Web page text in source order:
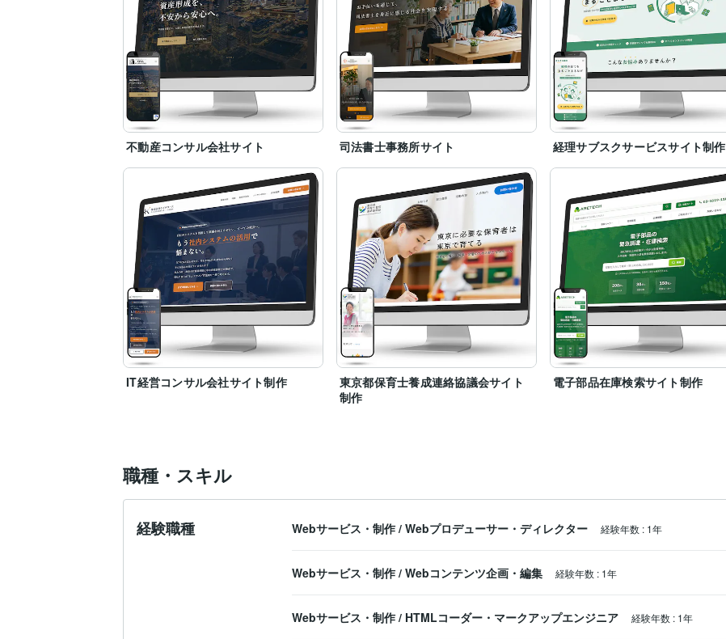
不動産コンサル会社サイト 司法書士事務所サイト 経理サブスクサービスサイト制作
IT経営コンサル会社サイト制作
東京都保育士養成連絡協議会サイト
制作
電子部品在庫検索サイト制作
職種・スキル
経験職種 Webサービス・制作 / Webプロデューサー・ディレクター 経験年数 : 1年
Webサービス・制作 / Webコンテンツ企画・編集 経験年数 : 1年
Webサービス・制作 / HTMLコーダー・マークアップエンジニア 経験年数 : 1年